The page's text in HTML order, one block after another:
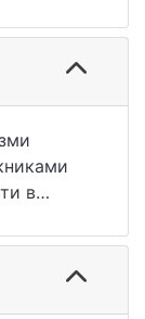
І
2. С. 6—
01
в
на